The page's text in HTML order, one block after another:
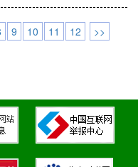
9 10 11 12
>>